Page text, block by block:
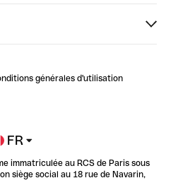
productivité
générales d'utilisation
FR
immatriculée au RCS de Paris sous
siège social au 18 rue de Navarin,